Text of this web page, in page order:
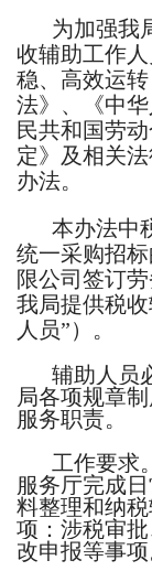
为加强我
收辅助工作
稳、高效运
法》、《中
民共和国劳
定》及相关
办法。
本办法中
统一采购招
限公司签订
我局提供税
人员”）。
辅助人员
局各项规章
服务职责。
工作要求
服务厅完成
料整理和纳
项：涉税审
改申报等事项